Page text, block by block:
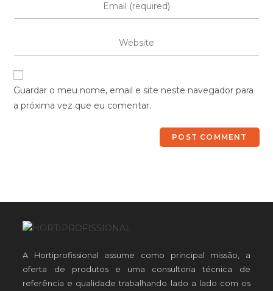
Guardar o meu nome, email e site neste navegador para
a próxima vez que eu comentar.
A Hortiprofissional assume como principal missão, a
oferta de produtos e uma consultoria técnica de
referência e qualidade trabalhando lado a lado com os